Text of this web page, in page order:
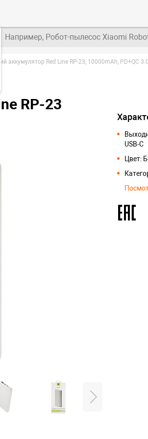
Например, Робот-пылесос Xiaomi
аккумулятор Red Line RP-23, 10000mAh, PD+QC
RP-23
USB-C
Цвет: